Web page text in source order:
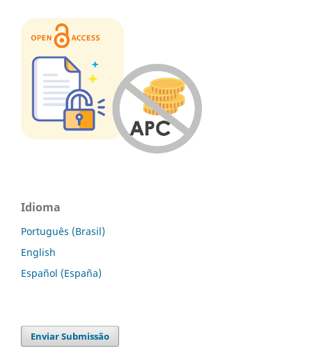
Idioma
Português (Brasil)
English
Español (España)
Enviar Submissão